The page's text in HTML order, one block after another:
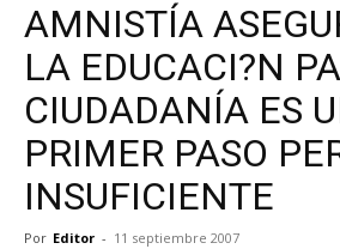
AMNISTÍA
LA EDUCACI?N
CIUDADANÍA ES
PRIMER PASO
INSUFICIENTE
Por Editor - 11 septiembre 2007